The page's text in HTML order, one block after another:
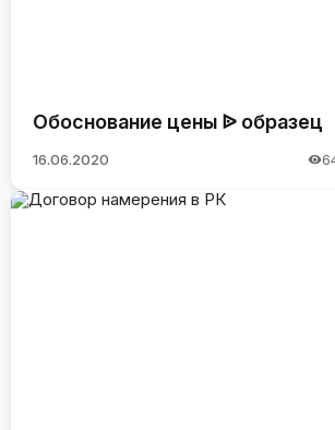
Обоснование цены ᐉ образец
16.06.2020